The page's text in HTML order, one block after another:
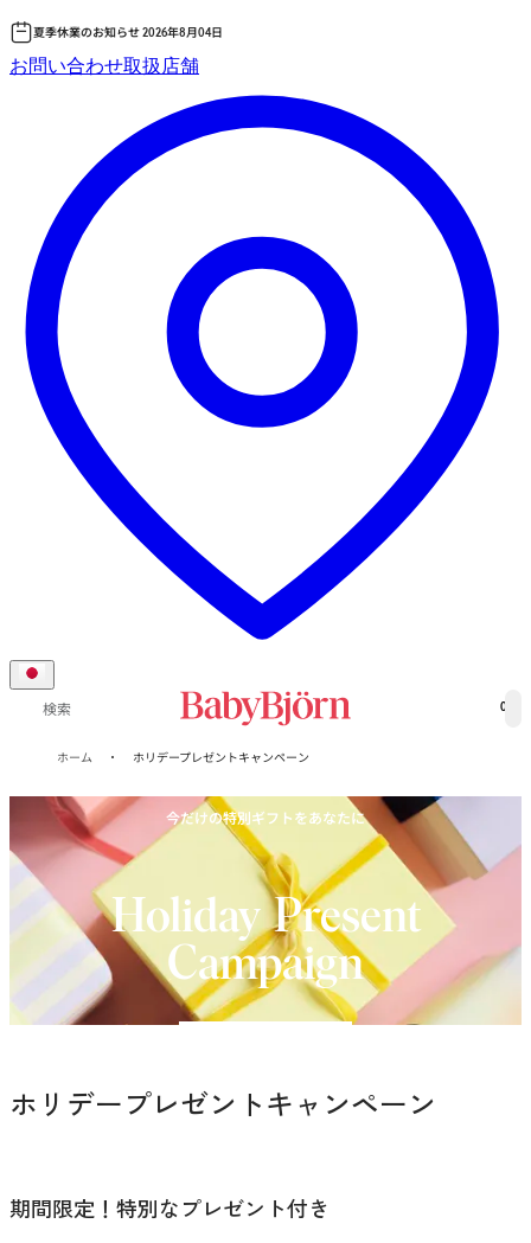
ン
ス
キッ
夏季休業のお知らせ 2026年8月04日
お問い合わせ取扱店舗
検索 0
ホーム ホリデープレゼントキャンペーン
今だけの特別ギフトをあなたに
Holiday Present
Campaign
ホリデープレゼントキャンペーン
期間限定！特別なプレゼント付き